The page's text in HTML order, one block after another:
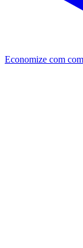
Economize com